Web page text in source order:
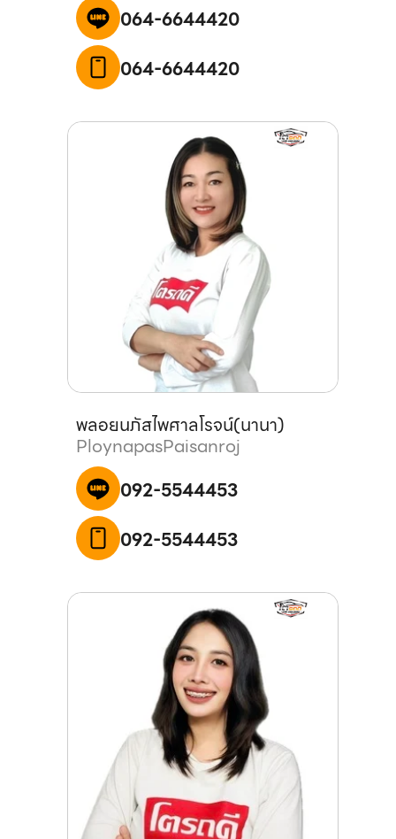
064-6644420
064-6644420
พลอยนภัสไพศาลโรจน์(นานา)
PloynapasPaisanroj
092-5544453
092-5544453